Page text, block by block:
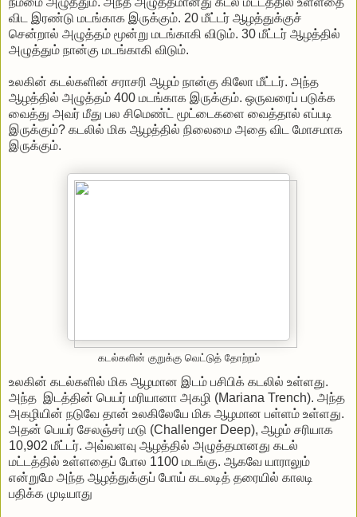
விட இரண்டு மடங்காக இருக்கும். 20 மீட்டர் ஆழத்துக்குச்
சென்றால் அழுத்தம் மூன்று மடங்காகி விடும். 30 மீட்டர் ஆழத்தில்
அழுத்தும் நான்கு மடங்காகி விடும்.
உலகின் கடல்களின் சராசரி ஆழம் நான்கு கிலோ மீட்டர். அந்த
ஆழத்தில் அழுத்தம் 400 மடங்காக இருக்கும். ஒருவரைப் படுக்க
வைத்து அவர் மீது பல சிமெண்ட் மூட்டைகளை வைத்தால் எப்படி
இருக்கும்? கடலில் மிக ஆழத்தில் நிலைமை அதை விட மோசமாக
இருக்கும்.
கடல்களின் குறுக்கு வெட்டுத் தோற்றம்
உலகின் கடல்களில் மிக ஆழமான இடம் பசிபிக் கடலில் உள்ளது.
அந்த இடத்தின் பெயர் மரியானா அகழி (Mariana Trench). அந்த
அகழியின் நடுவே தான் உலகிலேயே மிக ஆழமான பள்ளம் உள்ளது.
அதன் பெயர் சேலஞ்சர் மடு (Challenger Deep), ஆழம் சரியாக
10,902 மீட்டர். அவ்வளவு ஆழத்தில் அழுத்தமானது கடல்
மட்டத்தில் உள்ளதைப் போல 1100 மடங்கு. ஆகவே யாராலும்
என்றுமே அந்த ஆழத்துக்குப் போய் கடலடித் தரையில் காலடி
பதிக்க முடியாது